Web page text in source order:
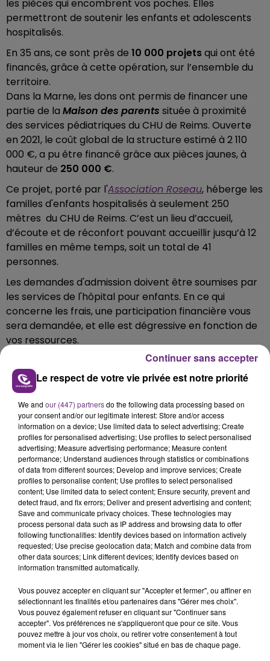
les pièces qui encombrent vos poches. Elles
permettront de soutenir les enfants et adolescents
hospitalisés.
En 35 ans, ce sont près de 10 000 projetsqui ont été
financés, grâce à cette opération, sur l’ensemble du
territoire.
Dans la Marne, les dons ont permis de financer une
partie de la Maison des parents située à proximité
des services pédiatriques du CHU de Reims. Ouverte
en 2021, le coût global de la structure estimé à 2 110
000 €, a pu être financé grâce aux pièces jaunes, à
hauteur de 250 000 €.
Ce projet, porté par l'Association Roseau, héberge les
familles d'enfants hospitalisés à seulement 250
mètres du CHU de Reims. C’est un lieu d’accueil,
d’écoute et de réconfort pouvant accueillir jusqu’à 12
familles en même temps, soit un total de 41
personnes.
Les demandes d'admission doivent être soumises par
les services de l'hôpital pour enfants. En ce qui
concerne les frais, une participation financière vous
sera demandée, et elle est dégressive en fonction de
vos ressources.
, aussi modeste soit-il, est une aide pierre
précieuse et permet d'adoucir un peu le quotidien des
enfants.
FIL D'ACTU
LA CENTRALE NUCLÉAIRE DE CHOOZ
TOUJOURS À L'ARRÊT
Cela fait déjà une semaine que la centrale
nucléaire ardennaise est à l'arrêt. Une situation
justifiée par la sécheresse intense qui est toujours
Le respect de votre vie privée est notre priorité
We and our (447) partnersdo the following data processing based on
your consent and/or our legitimate interest: Store and/or access
information on a device; Use limited data to select advertising; Create
profiles for personalised advertising; Use profiles to select personalised
advertising; Measure advertising performance; Measure content
performance; Understand audiences through statistics or combinations
of data from different sources; Develop and improve services; Create
profiles to personalise content; Use profiles to select personalised
content; Use limited data to select content; Ensure security, prevent and
detect fraud, and fix errors; Deliver and present advertising and content;
Save and communicate privacy choices. These technologies may
process personal data such as IP address and browsing data to offer
following functionalities: Identify devices based on information actively
requested; Use precise geolocation data; Match and combine data from
other data sources; Link different devices; Identify devices based on
information transmitted automatically.
Vous pouvez accepter en cliquant sur "Accepter et fermer", ou affiner en
sélectionnant les finalités et/ou partenaires dans "Gérer mes choix".
Vous pouvez également refuser en cliquant sur "Continuer sans
accepter". Vos préférences ne s'appliqueront que pour ce site. Vous
pouvez mettre à jour vos choix, ou retirer votre consentement à tout
moment via le lien "Gérer les cookies" situé en bas de chaque page.
Continuer sans accepter